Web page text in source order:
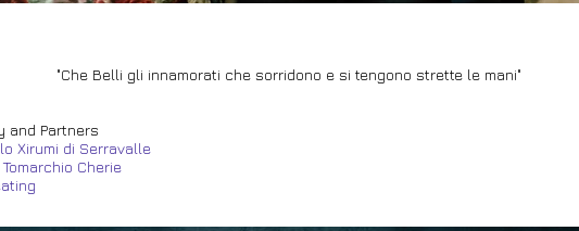
"Che Belli gli innamorati che sorridono e si tengono strette le mani"
and Partners
Xirumi di Serravalle
Cherie